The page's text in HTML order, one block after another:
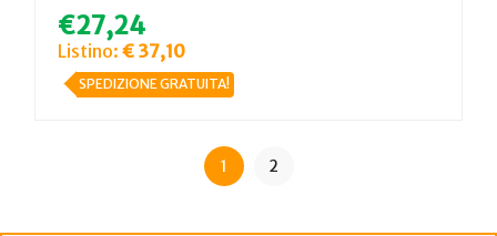
€27,24
Listino: € 37,10
SPEDIZIONE GRATUITA!
1 2